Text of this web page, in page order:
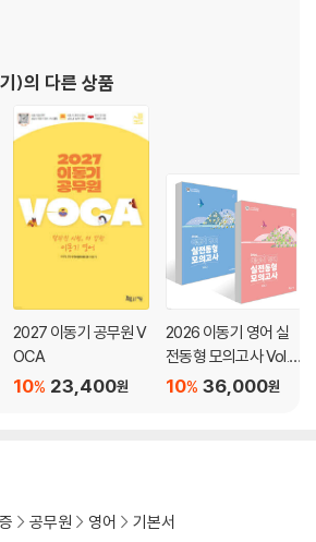
구소 선임연구원을 지냈으며 미국 Mifflin E
의를 했다. 현재 공단기 영어 대표교수로
는 탄
)의 다른 상품
2027 이동기 공무원 V
OCA
23,400원
10%
2026 이동기 영어 실
전동형 모의고사 Vol.1
~2 세트36,000원
10%
공무원 영어
기본서